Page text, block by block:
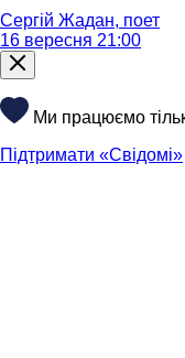
Сергій Жадан, поет
16 вересня 21:00
Ми працюємо
Підтримати «Свідомі»